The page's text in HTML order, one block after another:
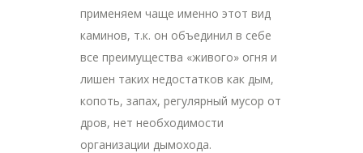
применяем чаще именно этот вид
каминов, т.к. он объединил в себе
все преимущества «живого» огня и
лишен таких недостатков как дым,
копоть, запах, регулярный мусор от
дров, нет необходимости
организации дымохода.